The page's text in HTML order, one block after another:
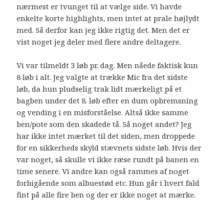
nærmest er tvunget til at vælge side. Vi havde
enkelte korte highlights, men intet at prale højlydt
med. Så derfor kan jeg ikke rigtig det. Men det er
vist noget jeg deler med flere andre deltagere.
Vi var tilmeldt 3 løb pr. dag. Men nåede faktisk kun
8 løb i alt. Jeg valgte at trække Mic fra det sidste
løb, da hun pludselig trak lidt mærkeligt på et
bagben under det 8. løb efter en dum opbremsning
og vending i en misforståelse. Altså ikke samme
ben/pote som den skadede tå. Så noget andet? Jeg
har ikke intet mærket til det siden, men droppede
for en sikkerheds skyld stævnets sidste løb. Hvis der
var noget, så skulle vi ikke ræse rundt på banen en
time senere. Vi andre kan også rammes af noget
forbigående som albuestød etc. Hun går i hvert fald
fint på alle fire ben og der er ikke noget at mærke.